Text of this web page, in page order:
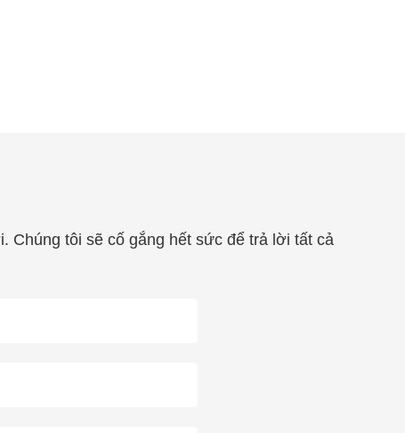
Chúng tôi sẽ cố gắng hết sức để trả lời tất cả